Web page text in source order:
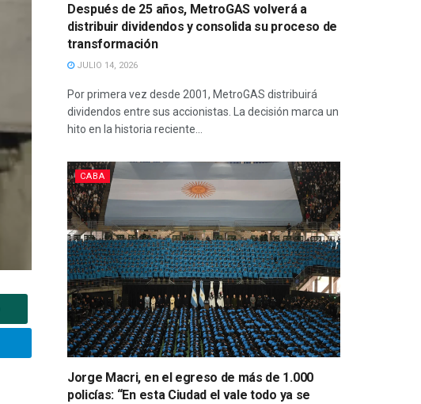
Después de 25 años, MetroGAS volverá a
distribuir dividendos y consolida su proceso de
transformación
JULIO 14, 2026
Por primera vez desde 2001, MetroGAS distribuirá
dividendos entre sus accionistas. La decisión marca un
hito en la historia reciente...
CABA
Jorge Macri, en el egreso de más de 1.000
policías: “En esta Ciudad el vale todo ya se